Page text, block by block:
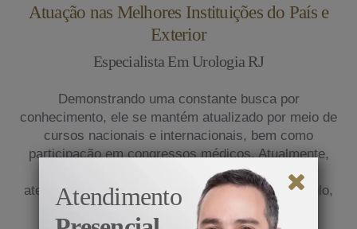
Atuação nas Melhores Instituições do País e
Exterior
Especialista Em Urologia RJ
Demonstrando uma constante busca por
conhecimento, ele se mantém atualizado por meio de
cursos nacionais e internacionais, bem como
participação em congressos médicos. Atualmente,
exerce sua prática na clínica privada e presta
atendimento em renomados hospitais de São Paulo,
incluindo o Hospital Alemão Oswaldo Cruz e o
Atendimento